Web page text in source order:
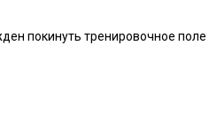
покинуть тренировочное